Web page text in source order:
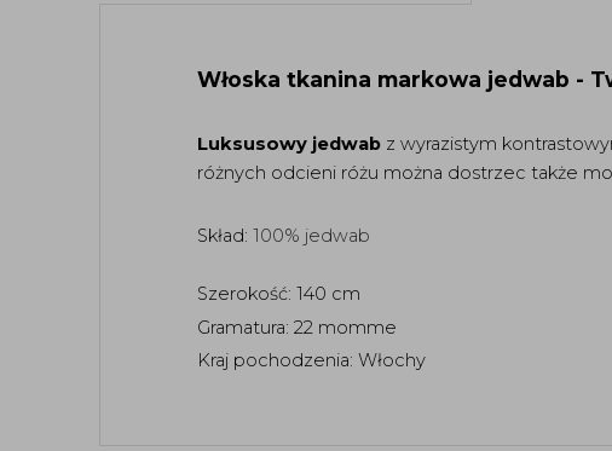
Włoska tkanina markowa jedwab -
Luksusowy jedwab z wyrazistym
różnych odcieni różu można dostrzec także
Skład: 100% jedwab
Szerokość: 140 cm
Gramatura: 22 momme
Kraj pochodzenia: Włochy